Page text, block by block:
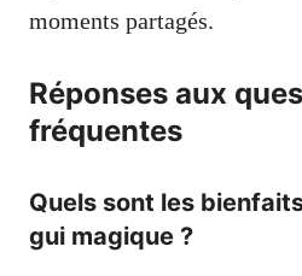
moments partagés.
Réponses aux
fréquentes
Quels sont les
gui magique ?